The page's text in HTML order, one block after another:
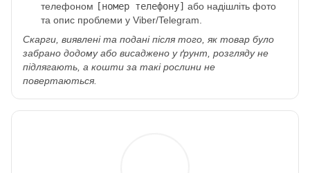
телефоном [номер телефону] або надішліть фото
та опис проблеми у Viber/Telegram.
Скарги, виявлені та подані після того, як товар було
забрано додому або висаджено у ґрунт, розгляду не
підлягають, а кошти за такі рослини не
повертаються.